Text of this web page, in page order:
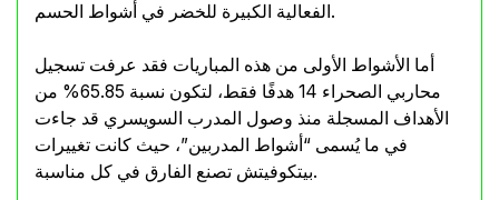
الفعالية الكبيرة للخضر في أشواط الحسم.
أما الأشواط الأولى من هذه المباريات فقد عرفت تسجيل
محاربي الصحراء 14 هدفًا فقط، لتكون نسبة 65.85% من
الأهداف المسجلة منذ وصول المدرب السويسري قد جاءت
في ما يُسمى “أشواط المدربين”، حيث كانت تغييرات
بيتكوفيتش تصنع الفارق في كل مناسبة.